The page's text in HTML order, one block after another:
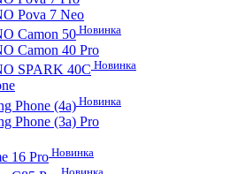
Pova 7 Neo
Camon 50 Новинка
Camon 40 Pro
SPARK 40C Новинка
Phone (4a) Новинка
Phone (3a) Pro
16 ProНовинка